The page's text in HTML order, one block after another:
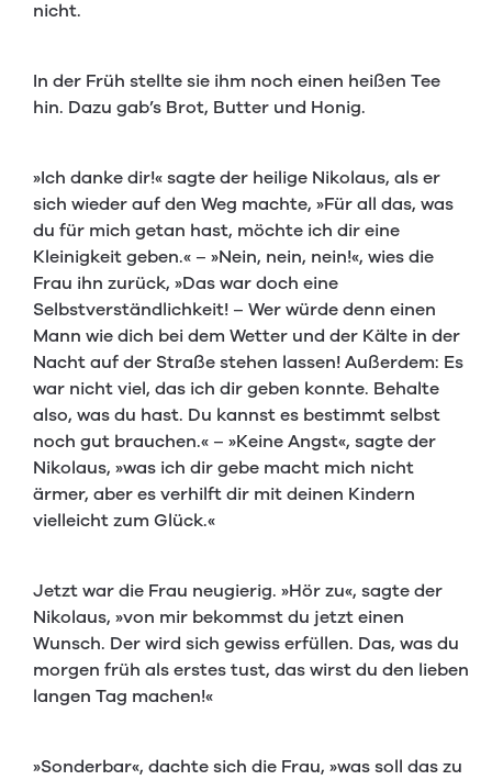
nicht.
In der Früh stellte sie ihm noch einen heißen Tee
hin. Dazu gab’s Brot, Butter und Honig.
»Ich danke dir!« sagte der heilige Nikolaus, als er
sich wieder auf den Weg machte, »Für all das, was
du für mich getan hast, möchte ich dir eine
Kleinigkeit geben.« – »Nein, nein, nein!«, wies die
Frau ihn zurück, »Das war doch eine
Selbstverständlichkeit! – Wer würde denn einen
Mann wie dich bei dem Wetter und der Kälte in der
Nacht auf der Straße stehen lassen! Außerdem: Es
war nicht viel, das ich dir geben konnte. Behalte
also, was du hast. Du kannst es bestimmt selbst
noch gut brauchen.« – »Keine Angst«, sagte der
Nikolaus, »was ich dir gebe macht mich nicht
ärmer, aber es verhilft dir mit deinen Kindern
vielleicht zum Glück.«
Jetzt war die Frau neugierig. »Hör zu«, sagte der
Nikolaus, »von mir bekommst du jetzt einen
Wunsch. Der wird sich gewiss erfüllen. Das, was du
morgen früh als erstes tust, das wirst du den lieben
langen Tag machen!«
»Sonderbar«, dachte sich die Frau, »was soll das zu